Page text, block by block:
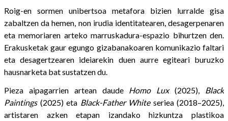
Roig-en sormen unibertsoa metafora bizien lurralde gisa
zabaltzen da hemen, non irudia identitatearen, desagerpenaren
eta memoriaren arteko marruskadura-espazio bihurtzen den.
Erakusketak gaur egungo gizabanakoaren komunikazio faltari
eta desagertzearen ideiarekin duen aurre egiteari buruzko
hausnarketa bat sustatzen du.
Pieza aipagarrien artean daude Homo Lux(2025), Black
Paintings(2025) eta Black-Father Whiteseriea (2018–2025),
artistaren azken etapan izandako hizkuntza plastikoa